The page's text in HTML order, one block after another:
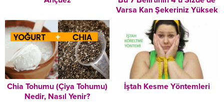
Varsa Kan Şekeriniz Yüksek
Demektir Derhal Önlem
Almalısınız
Chia Tohumu (Çiya Tohumu)
Nedir, Nasıl Yenir?
İştah Kesme Yöntemleri